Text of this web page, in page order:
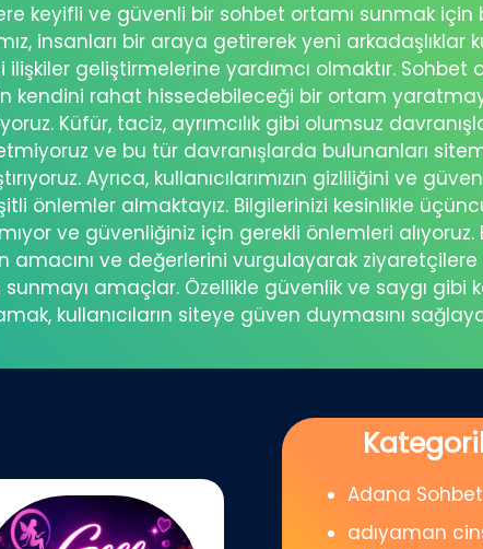
keyifli ve güvenli bir sohbet ortamı sunmak için
insanları bir araya getirerek yeni arkadaşlıklar
geliştirmelerine yardımcı olmaktır. Sohbet
kendini rahat hissedebileceği bir ortam
Küfür, taciz, ayrımcılık gibi olumsuz
ve bu tür davranışlarda bulunanları
Ayrıca, kullanıcılarımızın gizliliğini ve
önlemler almaktayız. Bilgilerinizi kesinlikle
ve güvenliğiniz için gerekli önlemleri alıyoruz.
amacını ve değerlerini vurgulayarak
amaçlar. Özellikle güvenlik ve saygı gibi
kullanıcıların siteye güven duymasını
Adana Sohbet
adıyaman